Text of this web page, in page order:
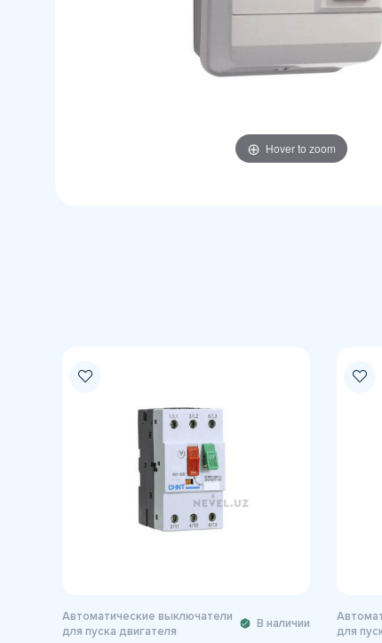
Hover to zoom
Автоматические выключатели
для пуска двигателя
В наличии
для